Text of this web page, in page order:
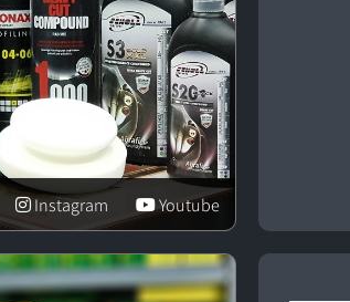
Youtube
Instagram